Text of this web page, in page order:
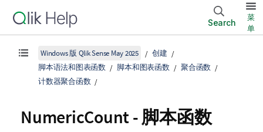
Search
菜
单
Windows 版 Qlik Sense May 2025
创建
脚本语法和图表函数
脚本和图表函数
聚合函数
计数器聚合函数
NumericCount - 脚本函数